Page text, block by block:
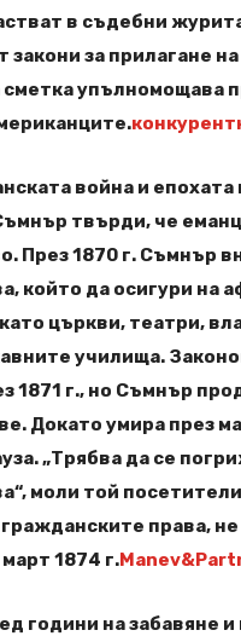
в съдебни
за прилагане
сметка упълномощава
война и
твърди, че
През 1870 г. Съмнър
който да осигури на
църкви, театри,
училища.
1871 г., но Съмнър
Докато умира през
„Трябва да се
моли той
права,
1874 г.
години на забавяне